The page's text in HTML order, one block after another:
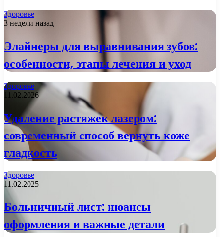
Здоровье
3 недели назад
Элайнеры для выравнивания зубов:
особенности, этапы лечения и уход
Здоровье
11.02.2026
Удаление растяжек лазером:
современный способ вернуть коже
гладкость
Здоровье
11.02.2025
Больничный лист: нюансы
оформления и важные детали